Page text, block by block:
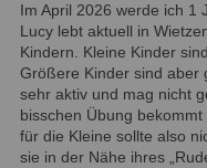
Im April 2026 werde ich 1
Lucy lebt aktuell in
Kindern. Kleine Kinder
Größere Kinder sind aber
sehr aktiv und mag nicht
bisschen Übung
für die Kleine sollte also
sie in der Nähe ihres